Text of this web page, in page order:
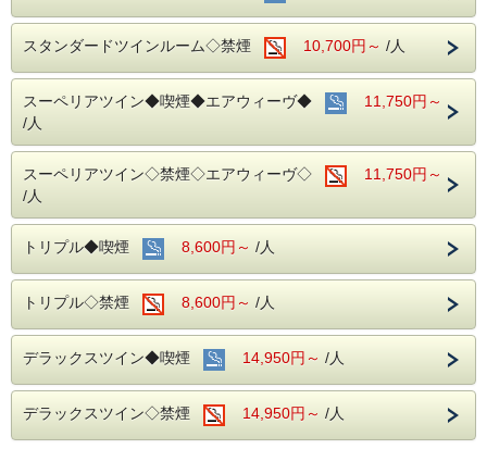
■お客様に安全にお過ごしいただく為に、お客様の触れる機
会が多い場所を
アルコール消毒を行っております。
当ホテルの客室は窓が開放出来る為、簡単に空気を入れ替
える事が可能です。
清掃時は常に換気をして新鮮な空気に入れ替えておりま
名鉄名古屋駅：徒歩１分
発着！
■みんなでお出かけ♪観光スポットのご案内■
名古屋城：お城好きな方にも好評の名古屋城。おもてなし武
将隊の活躍も話題♪
名古屋港水族館：子供も大人も楽しめる大迫力のイルカパフ
ォーマンス◎
リニア鉄道館：歴代の新幹線・在来線の実物車両展示あり。
スタンダードツインルーム◇禁煙 10,700円～ /人
スーペリアツイン◆喫煙◆エアウィーヴ◆
11,750円～
/人
スーペリアツイン◇禁煙◇エアウィーヴ◇
11,750円～
/人
トリプル◆喫煙 8,600円～ /人
トリプル◇禁煙 8,600円～ /人
デラックスツイン◆喫煙 14,950円～ /人
デラックスツイン◇禁煙 14,950円～ /人